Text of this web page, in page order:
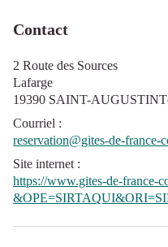
Contact
2 Route des Sources
Lafarge
19390 SAINT-
Courriel :
reservation@gites-de-france-
Site internet :
https://www.gites-de-france-